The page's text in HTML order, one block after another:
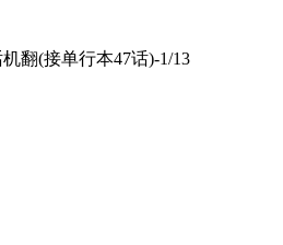
翻(接单行本47话)-1/13